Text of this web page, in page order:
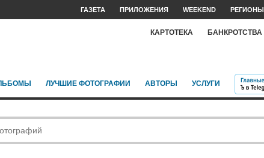
ГАЗЕТА ПРИЛОЖЕНИЯ WEEKEND РЕГИОНЫ
КАРТОТЕКА БАНКРОТСТВА
ЛУЧШИЕ ФОТОГРАФИИ АВТОРЫ УСЛУГИ